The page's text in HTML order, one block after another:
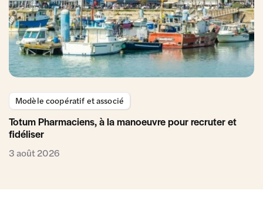
Modèle coopératif et associé
Totum Pharmaciens, à la manoeuvre pour recruter et
fidéliser
3 août 2026